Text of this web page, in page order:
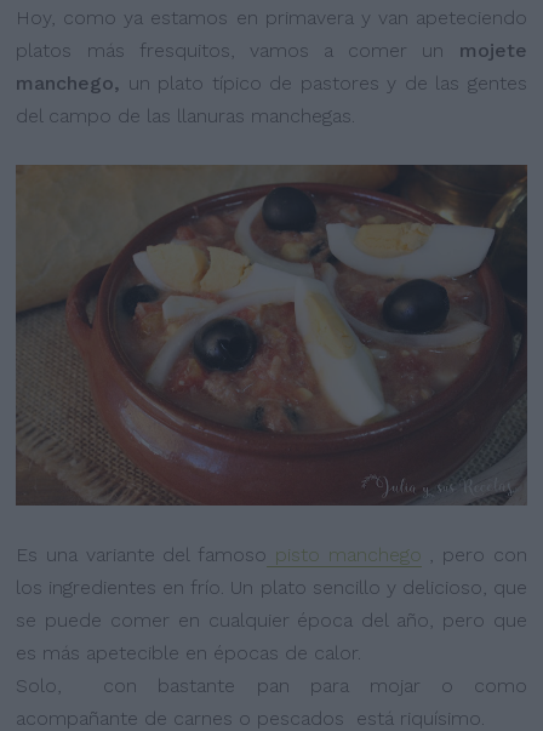
Hoy, como ya estamos en primavera y van apeteciendo
platos más fresquitos, vamos a comer un mojete
manchego, un plato típico de pastores y de las gentes
del campo de las llanuras manchegas.
Es una variante del famoso pisto manchego , pero con
los ingredientes en frío. Un plato sencillo y delicioso, que
se puede comer en cualquier época del año, pero que
es más apetecible en épocas de calor.
Solo, con bastante pan para mojar o como
acompañante de carnes o pescados está riquísimo.